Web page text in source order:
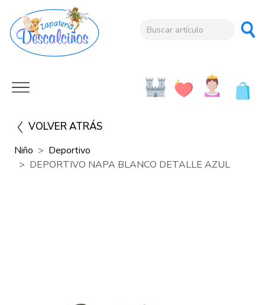
VOLVER ATRÁS
Niño
Deportivo
DEPORTIVO NAPA BLANCO DETALLE AZUL